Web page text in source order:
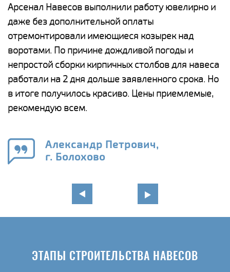
Арсенал Навесов выполнили работу ювелирно и
даже без дополнительной оплаты
отремонтировали имеющиеся козырек над
воротами. По причине дождливой погоды и
непростой сборки кирпичных столбов для навеса
работали на 2 дня дольше заявленного срока. Но
в итоге получилось красиво. Цены приемлемые,
рекомендую всем.
Александр Петрович,
г. Болохово
ЭТАПЫ СТРОИТЕЛЬСТВА НАВЕСОВ